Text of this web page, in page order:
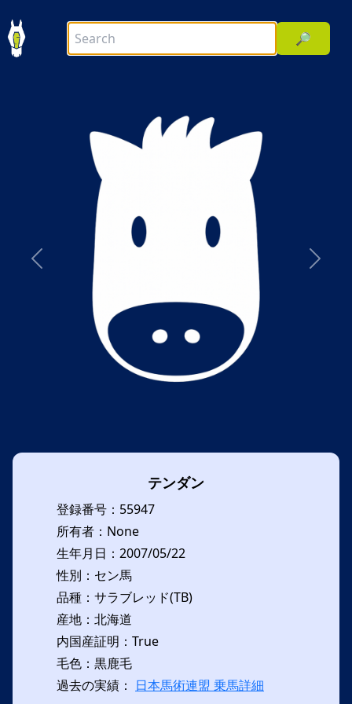
🔎
前へ 次へ
テンダン
登録番号：55947
所有者：None
生年月日：2007/05/22
性別：セン馬
品種：サラブレッド(TB)
産地：北海道
内国産証明：True
毛色：黒鹿毛
過去の実績： 日本馬術連盟 乗馬詳細